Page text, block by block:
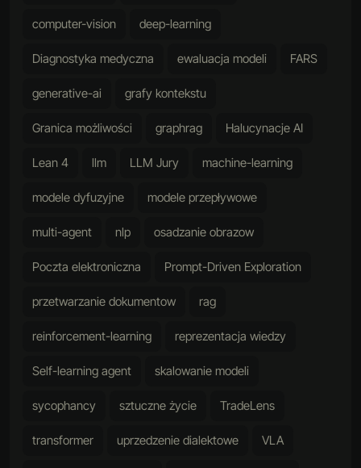
computer-vision deep-learning
Diagnostyka medyczna ewaluacja modeli FARS
generative-ai grafy kontekstu
Granica możliwości graphrag Halucynacje AI
Lean 4 llm LLM Jury machine-learning
modele dyfuzyjne modele przepływowe
multi-agent nlp osadzanie obrazow
Poczta elektroniczna Prompt-Driven Exploration
przetwarzanie dokumentow rag
reinforcement-learning reprezentacja wiedzy
Self-learning agent skalowanie modeli
sycophancy sztuczne życie TradeLens
transformer uprzedzenie dialektowe VLA